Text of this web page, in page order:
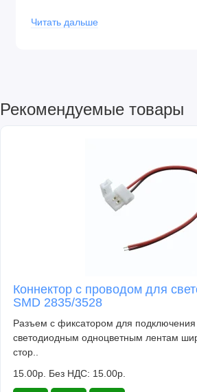
Читать дальше
Рекомендуемые товары
Коннектор с проводом для
SMD 2835/3528
Разъем с фиксатором для подключения
светодиодным одноцветным лентам
стор..
15.00р. Без НДС: 15.00р.